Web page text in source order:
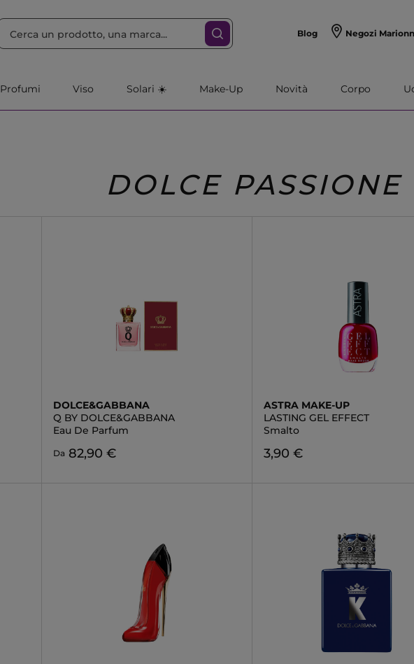
Blog Negozi
Profumi Viso Solari ☀️ Make-Up Novità Corpo
DOLCE PASSIONE
DOLCE&GABBANA
Q BY DOLCE&GABBANA
Eau De Parfum
Da 82,90 €
ASTRA MAKE-UP
LASTING GEL EFFECT
Smalto
3,90 €